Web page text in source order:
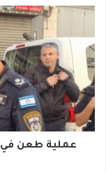
ب
ر
ي
د
ك
ا
عملية طعن في